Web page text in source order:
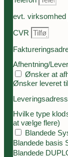
evt. virksomhed
CVR
Afhentning/
Ønsker at
Ønsker leveret
Hvilke type
at vælge flere)
Blandede
Blandede basis
Blandede